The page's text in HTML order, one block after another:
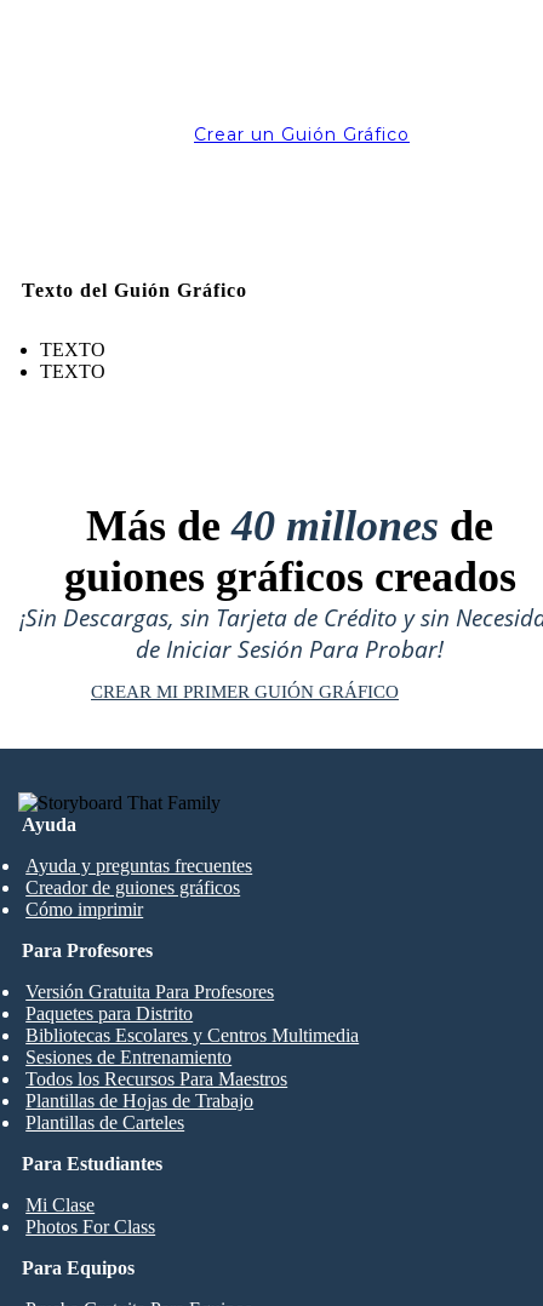
Crear un Guión Gráfico
Texto del Guión Gráfico
TEXTO
TEXTO
Más de40 millones de
guiones gráficos creados
¡Sin Descargas, sin Tarjeta de Crédito y sin
de Iniciar Sesión Para Probar!
CREAR MI PRIMER GUIÓN GRÁFICO
Ayuda
Ayuda y preguntas frecuentes
Creador de guiones gráficos
Cómo imprimir
Para Estudiantes
Mi Clase
Photos For Class
Para Profesores
Versión Gratuita Para Profesores
Paquetes para Distrito
Bibliotecas Escolares y Centros Multimedia
Sesiones de Entrenamiento
Todos los Recursos Para Maestros
Plantillas de Hojas de Trabajo
Plantillas de Carteles
Para Equipos